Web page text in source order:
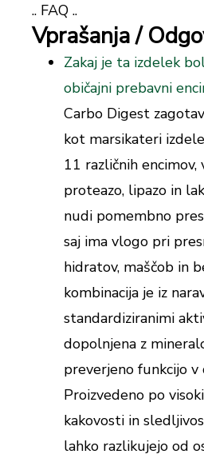
.. FAQ ..
Vprašanja /
Zakaj je ta izdelek
običajni prebavni
Carbo Digest
kot marsikateri
11 različnih encimov,
proteazo, lipazo in
nudi pomembno
saj ima vlogo pri
hidratov, maščob in
kombinacija je iz
standardiziranimi
dopolnjena z
preverjeno funkcijo v
Proizvedeno po
kakovosti in
lahko razlikujejo od